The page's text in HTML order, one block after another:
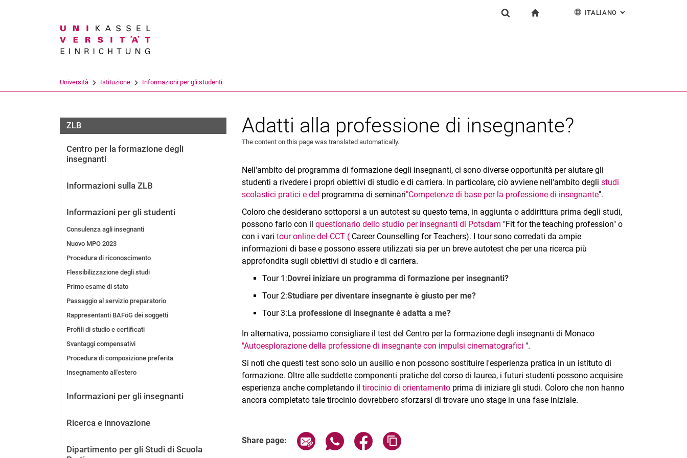
ITALIANO : ALTERNATIVE
Università Istituzione Informazioni per gli studenti
ZLB
Centro per la formazione degli
insegnanti
Informazioni sulla ZLB
Informazioni per gli studenti
Consulenza agli insegnanti
Nuovo MPO 2023
Procedura di riconoscimento
Flessibilizzazione degli studi
Primo esame di stato
Passaggio al servizio preparatorio
Rappresentanti BAFöG dei soggetti
Profili di studio e certificati
Svantaggi compensativi
Procedura di composizione preferita
Insegnamento all'estero
Informazioni per gli insegnanti
Ricerca e innovazione
Dipartimento per gli Studi di Scuola
Adatti alla professione di insegnante?
The content on this page was translated automatically.
Nell'ambito del programma di formazione degli insegnanti, ci sono diverse opportunità per aiutare gli
studenti a rivedere i propri obiettivi di studio e di carriera. In particolare, ciò avviene nell'ambito deglistudi
scolastici pratici e del programma di seminari"Competenze di base per la professione di insegnante".
Coloro che desiderano sottoporsi a un autotest su questo tema, in aggiunta o addirittura prima degli studi,
possono farlo con ilquestionario dello studio per insegnanti di Potsdam "Fit for the teaching profession" o
con i varitour online del CCT ( Career Counselling for Teachers). I tour sono corredati da ampie
informazioni di base e possono essere utilizzati sia per un breve autotest che per una ricerca più
approfondita sugli obiettivi di studio e di carriera.
Tour 1:Dovrei iniziare un programma di formazione per insegnanti?
Tour 2:Studiare per diventare insegnante è giusto per me?
Tour 3:La professione di insegnante è adatta a me?
In alternativa, possiamo consigliare il test del Centro per la formazione degli insegnanti di Monaco
"Autoesplorazione della professione di insegnante con impulsi cinematografici ".
Si noti che questi test sono solo un ausilio e non possono sostituire l'esperienza pratica in un istituto di
formazione. Oltre alle suddette componenti pratiche del corso di laurea, i futuri studenti possono acquisire
esperienza anche completando iltirocinio di orientamento prima di iniziare gli studi. Coloro che non hanno
ancora completato tale tirocinio dovrebbero sforzarsi di trovare uno stage in una fase iniziale.
Share page: Share page via email
Share page via WhatsApp (external link, opens in a new window)
Share page via Facebook (external link, opens in a new window)